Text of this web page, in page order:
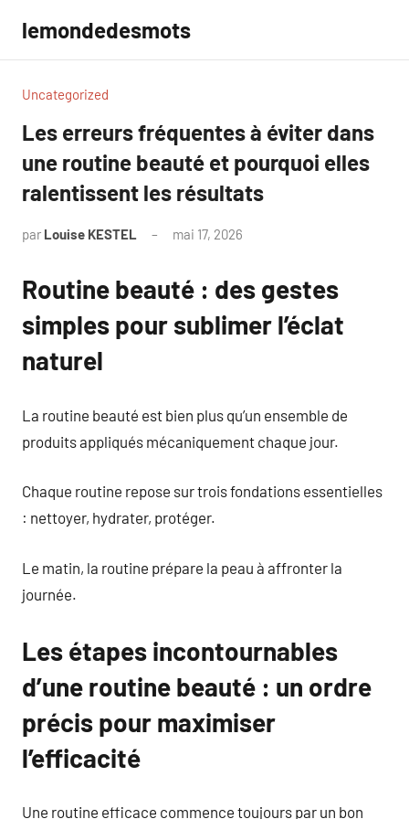
contenu
lemondedesmots
Uncategorized
Les erreurs fréquentes à éviter dans
une routine beauté et pourquoi elles
ralentissent les résultats
par Louise KESTEL mai 17, 2026
Routine beauté : des gestes
simples pour sublimer l’éclat
naturel
La routine beauté est bien plus qu’un ensemble de
produits appliqués mécaniquement chaque jour.
Chaque routine repose sur trois fondations essentielles
: nettoyer, hydrater, protéger.
Le matin, la routine prépare la peau à affronter la
journée.
Les étapes incontournables
d’une routine beauté : un ordre
précis pour maximiser
l’efficacité
Une routine efficace commence toujours par un bon